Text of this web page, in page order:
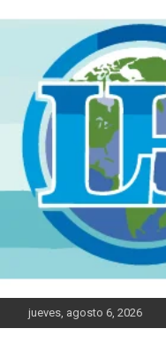
jueves, agosto 6, 2026